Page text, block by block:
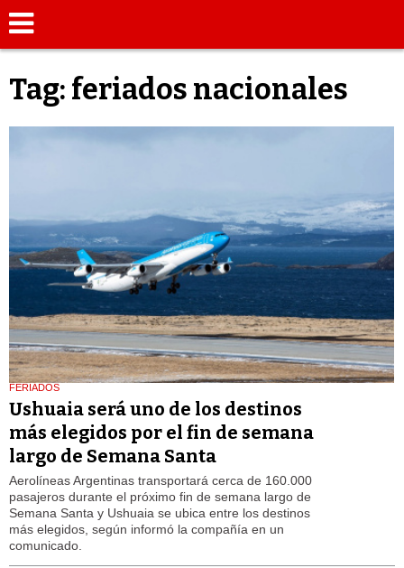
Tag: feriados nacionales
FERIADOS
Ushuaia será uno de los destinos
más elegidos por el fin de semana
largo de Semana Santa
Aerolíneas Argentinas transportará cerca de 160.000
pasajeros durante el próximo fin de semana largo de
Semana Santa y Ushuaia se ubica entre los destinos
más elegidos, según informó la compañía en un
comunicado.